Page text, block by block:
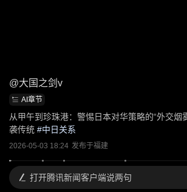
@大国之剑v
AI章节
从甲午到珍珠港：警惕日本对华策略的“外交烟
袭传统 #中日关系
2026-05-03 18:24 发布于福建
打开腾讯新闻客户端说两句